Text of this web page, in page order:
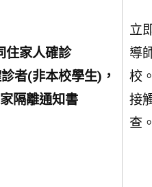
住家人確診
者(非本校學生)，
隔離通知書
立
導
校
接
查